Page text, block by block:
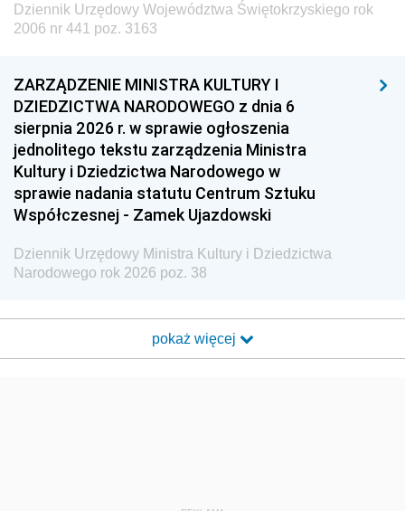
Dziennik Urzędowy Województwa Świętokrzyskiego rok
2006 nr 441 poz. 3163
ZARZĄDZENIE MINISTRA KULTURY I
DZIEDZICTWA NARODOWEGO z dnia 6
sierpnia 2026 r. w sprawie ogłoszenia
jednolitego tekstu zarządzenia Ministra
Kultury i Dziedzictwa Narodowego w
sprawie nadania statutu Centrum Sztuku
Współczesnej - Zamek Ujazdowski
Dziennik Urzędowy Ministra Kultury i Dziedzictwa
Narodowego rok 2026 poz. 38
pokaż więcej